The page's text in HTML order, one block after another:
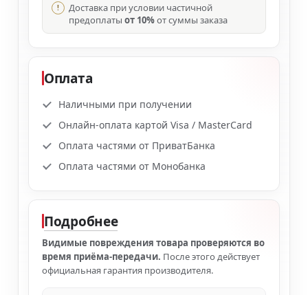
Доставка при условии частичной
предоплаты от 10%от суммы заказа
Оплата
Наличными при получении
Онлайн-оплата картой Visa / MasterCard
Оплата частями от ПриватБанка
Оплата частями от Монобанка
Подробнее
Видимые повреждения товара проверяются во
время приёма-передачи. После этого действует
официальная гарантия производителя.